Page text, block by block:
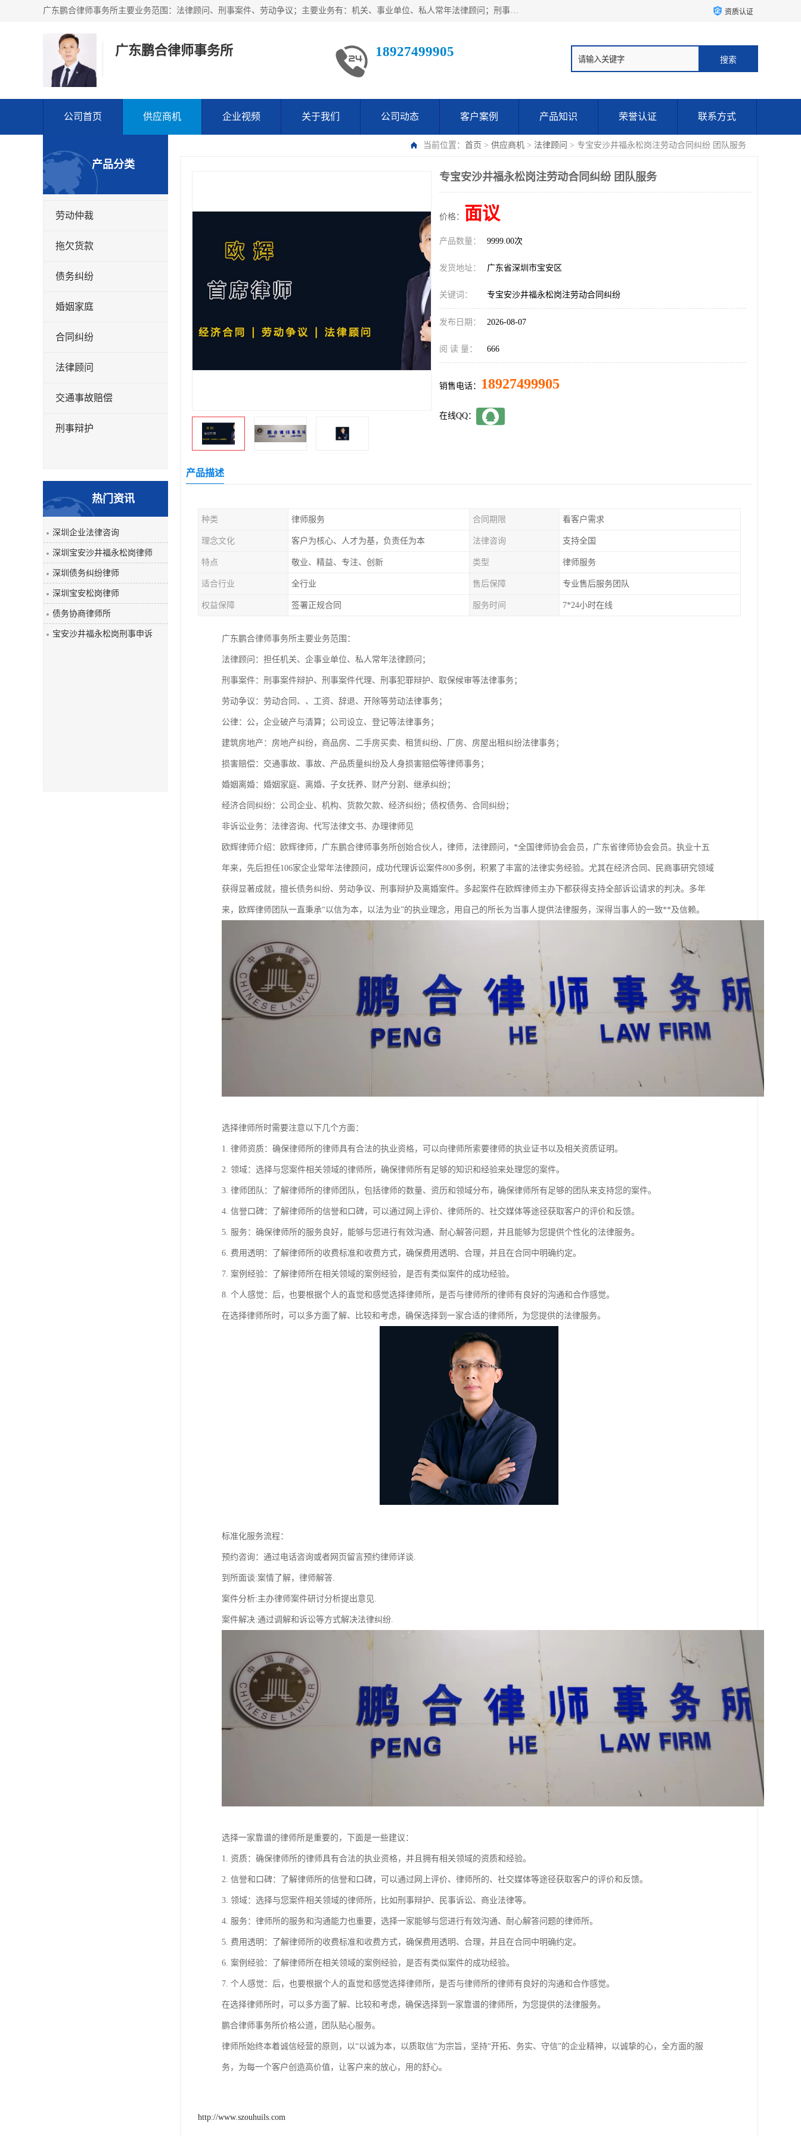
广东鹏合律师事务所主要业务范围：法律顾问、刑事案件、劳动争议；主要业务有：机关、事业单位、私人常年法律顾问；刑事案件辩护、案件代理、犯罪辩护、取保候审等法律事务；以及劳动合同、工伤、工资、辞退、开除等劳动法律事务；多年来，欧辉律师团队一直秉承“以信为本，以法为业”的执业理念，用自己的专业所长为当事人提供优质法律服务，深得当事人的一致好评及信赖。 资质认证
广东鹏合律师事务所 18927499905
公司首页 供应商机 企业视频 关于我们 公司动态 客户案例 产品知识 荣誉认证 联系方式
当前位置： 首页 > 供应商机 > 法律顾问 > 专宝安沙井福永松岗注劳动合同纠纷 团队服务
产品分类
劳动仲裁
拖欠货款
债务纠纷
婚姻家庭
合同纠纷
法律顾问
交通事故赔偿
刑事辩护
热门资讯
深圳企业法律咨询
深圳宝安沙井福永松岗律师
深圳债务纠纷律师
深圳宝安松岗律师
债务协商律师所
宝安沙井福永松岗刑事申诉
专宝安沙井福永松岗注劳动合同纠纷 团队服务
价格： 面议
产品数量： 9999.00次
发货地址： 广东省深圳市宝安区
关键词： 专宝安沙井福永松岗注劳动合同纠纷
发布日期： 2026-08-07
阅 读 量： 666
销售电话： 18927499905
在线QQ：
产品描述
种类 律师服务 合同期限 看客户需求
理念文化 客户为核心、人才为基，负责任为本 法律咨询 支持全国
特点 敬业、精益、专注、创新 类型 律师服务
适合行业 全行业 售后保障 专业售后服务团队
权益保障 签署正规合同 服务时间 7*24小时在线
广东鹏合律师事务所主要业务范围：
法律顾问：担任机关、企事业单位、私人常年法律顾问；
刑事案件：刑事案件辩护、刑事案件代理、刑事犯罪辩护、取保候审等法律事务；
劳动争议：劳动合同、、工资、辞退、开除等劳动法律事务；
公律：公，企业破产与清算；公司设立、登记等法律事务；
建筑房地产：房地产纠纷，商品房、二手房买卖、租赁纠纷、厂房、房屋出租纠纷法律事务；
损害赔偿：交通事故、事故、产品质量纠纷及人身损害赔偿等律师事务；
婚姻离婚：婚姻家庭、离婚、子女抚养、财产分割、继承纠纷；
经济合同纠纷：公司企业、机构、货款欠款、经济纠纷；债权债务、合同纠纷；
非诉讼业务：法律咨询、代写法律文书、办理律师见
欧辉律师介绍：欧辉律师，广东鹏合律师事务所创始合伙人，律师，法律顾问，*全国律师协会会员，广东省律师协会会员。执业十五
年来，先后担任106家企业常年法律顾问，成功代理诉讼案件800多例，积累了丰富的法律实务经验。尤其在经济合同、民商事研究领域
获得显著成就，擅长债务纠纷、劳动争议、刑事辩护及离婚案件。多起案件在欧辉律师主办下都获得支持全部诉讼请求的判决。多年
来，欧辉律师团队一直秉承“以信为本，以法为业”的执业理念，用自己的所长为当事人提供法律服务，深得当事人的一致**及信赖。
选择律师所时需要注意以下几个方面：
1. 律师资质：确保律师所的律师具有合法的执业资格，可以向律师所索要律师的执业证书以及相关资质证明。
2. 领域：选择与您案件相关领域的律师所，确保律师所有足够的知识和经验来处理您的案件。
3. 律师团队：了解律师所的律师团队，包括律师的数量、资历和领域分布，确保律师所有足够的团队来支持您的案件。
4. 信誉口碑：了解律师所的信誉和口碑，可以通过网上评价、律师所的、社交媒体等途径获取客户的评价和反馈。
5. 服务：确保律师所的服务良好，能够与您进行有效沟通、耐心解答问题，并且能够为您提供个性化的法律服务。
6. 费用透明：了解律师所的收费标准和收费方式，确保费用透明、合理，并且在合同中明确约定。
7. 案例经验：了解律师所在相关领域的案例经验，是否有类似案件的成功经验。
8. 个人感觉：后，也要根据个人的直觉和感觉选择律师所，是否与律师所的律师有良好的沟通和合作感觉。
在选择律师所时，可以多方面了解、比较和考虑，确保选择到一家合适的律师所，为您提供的法律服务。
标准化服务流程：
预约咨询：通过电话咨询或者网页留言预约律师详谈.
到所面谈:案情了解，律师解答.
案件分析:主办律师案件研讨分析提出意见.
案件解决:通过调解和诉讼等方式解决法律纠纷.
选择一家靠谱的律师所是重要的，下面是一些建议：
1. 资质：确保律师所的律师具有合法的执业资格，并且拥有相关领域的资质和经验。
2. 信誉和口碑：了解律师所的信誉和口碑，可以通过网上评价、律师所的、社交媒体等途径获取客户的评价和反馈。
3. 领域：选择与您案件相关领域的律师所，比如刑事辩护、民事诉讼、商业法律等。
4. 服务：律师所的服务和沟通能力也重要，选择一家能够与您进行有效沟通、耐心解答问题的律师所。
5. 费用透明：了解律师所的收费标准和收费方式，确保费用透明、合理，并且在合同中明确约定。
6. 案例经验：了解律师所在相关领域的案例经验，是否有类似案件的成功经验。
7. 个人感觉：后，也要根据个人的直觉和感觉选择律师所，是否与律师所的律师有良好的沟通和合作感觉。
在选择律师所时，可以多方面了解、比较和考虑，确保选择到一家靠谱的律师所，为您提供的法律服务。
鹏合律师事务所价格公道，团队贴心服务。
律师所始终本着诚信经营的原则，以“以诚为本，以质取信”为宗旨，坚持“开拓、务实、守信”的企业精神，以诚挚的心，全方面的服
务，为每一个客户创造高价值，让客户来的放心，用的舒心。
http://www.szouhuils.com